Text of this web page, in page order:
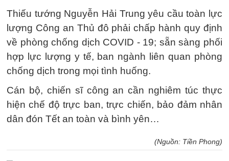
Thiếu tướng Nguyễn Hải Trung yêu cầu toàn lực
lượng Công an Thủ đô phải chấp hành quy định
về phòng chống dịch COVID - 19; sẵn sàng phối
hợp lực lượng y tế, ban ngành liên quan phòng
chống dịch trong mọi tình huống.
Cán bộ, chiến sĩ công an cần nghiêm túc thực
hiện chế độ trực ban, trực chiến, bảo đảm nhân
dân đón Tết an toàn và bình yên…
(Nguồn: Tiền Phong)